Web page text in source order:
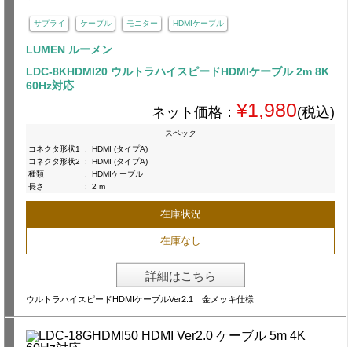
サプライ ケーブル モニター HDMIケーブル
LUMEN ルーメン
LDC-8KHDMI20 ウルトラハイスピードHDMIケーブル 2m 8K
60Hz対応
ネット価格： ¥1,980(税込)
スペック
コネクタ形状1
:
HDMI (タイプA)
コネクタ形状2
:
HDMI (タイプA)
種類
:
HDMIケーブル
長さ
: 2 m
在庫状況
在庫なし
詳細はこちら
ウルトラハイスピードHDMIケーブルVer2.1 金メッキ仕様